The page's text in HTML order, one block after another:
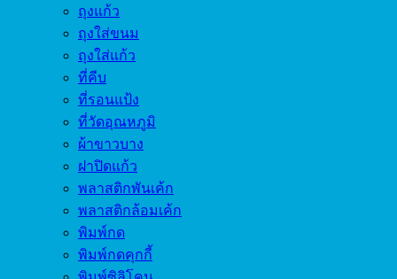
ถุงแก้ว
ถุงใส่ขนม
ถุงใส่แก้ว
ที่คีบ
ที่รอนแป้ง
ที่วัดอุณหภูมิ
ผ้าขาวบาง
ฝาปิดแก้ว
พลาสติกพันเค้ก
พลาสติกล้อมเค้ก
พิมพ์กด
พิมพ์กดคุกกี้